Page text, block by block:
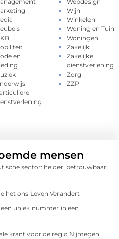
en
Wijn
Winkelen
Woning en Tuin
Woningen
Zakelijk
Zakelijke
dienstverlening
Zorg
ZZP
mensen
sector: helder, betrouwbaar
het ons Leven Verandert
uniek nummer in een
krant voor de regio Nijmegen